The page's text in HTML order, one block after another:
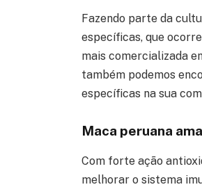
Fazendo parte da
específicas, que
mais comercializada
também podemos
específicas na sua
Maca peruana
Com forte ação
melhorar o sistema